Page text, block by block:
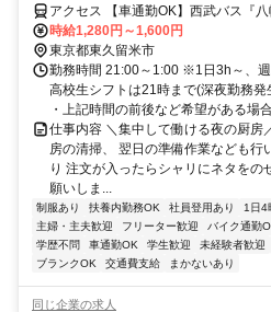
アクセス 【車通勤OK】西武バス『
ば
時給1,280円～1,600円
東京都東久留米市
勤務時間 21:00～1:00 ※1日3h～、
高校生シフトは21時まで(深夜勤務
・上記時間の前後など希望がある場
仕事内容 ＼集中して働ける夜の厨房
房の清掃、 翌日の準備作業なども行
り 注文が入ったらシャリにネタをの
願いしま...
制服あり 扶養内勤務OK 社員登用あり 1日4
主婦・主夫歓迎
フリーター歓迎 バイク通勤
学歴不問
車通勤OK 学生歓迎 未経験者歓迎
ブランクOK
交通費支給 まかないあり
同じ企業の求人